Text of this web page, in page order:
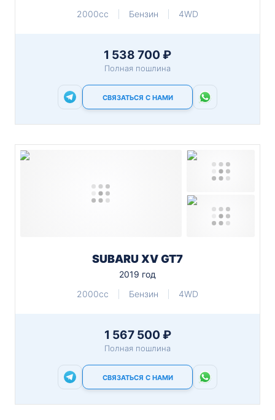
2000cc
Бензин 4WD
1 538 700 ₽
Полная пошлина
СВЯЗАТЬСЯ С НАМИ
SUBARU XV GT7
2019 год
2000cc
Бензин 4WD
1 567 500 ₽
Полная пошлина
СВЯЗАТЬСЯ С НАМИ